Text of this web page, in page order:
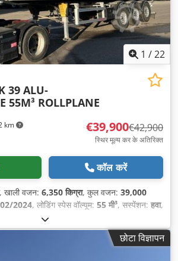
1 /22
km
39 ALU-
55M³ ROLLPLANE
€39,900€42,900
स्थिर मूल्य कर के अतिरिक्त
कॉल करें
, खाली वजन: 6,350 किग्रा, कुल वजन: 39,000
02/2024, लोडिंग स्पेस वॉल्यूम: 55 मी³, सस्पेंशन: हवा,
छोटा विज्ञापन